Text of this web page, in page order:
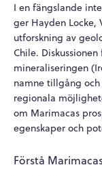
I en fängslande
ger Hayden
utforskning av
Chile.
mineraliseringen
namne tillgång och
regionala
om Marimacas
egenskaper och
Förstå